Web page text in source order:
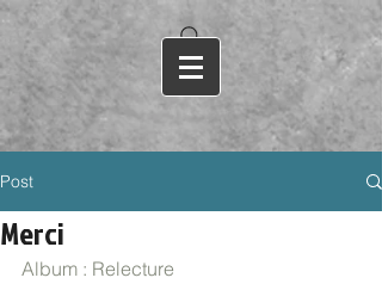
Post
Merci
Album : Relecture